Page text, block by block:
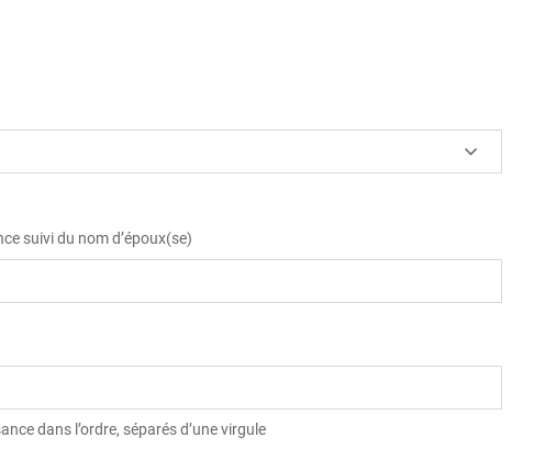
suivi du nom d’époux(se)
dans l’ordre, séparés d’une virgule